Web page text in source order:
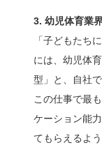
3. 幼児体育業
「子どもたち
には、幼児体
型」と、自社
この仕事で最
ケーション能
てもらえるよ